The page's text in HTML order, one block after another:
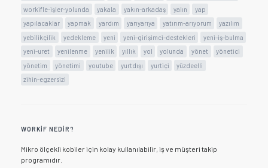
workifle-işler-yolunda
yakala yakın-arkadaş yalın
yap
yapılacaklar
yapmak yardım yarıyarıya yatırım-arıyorum
yazılım
yebilikçilik
yedekleme yeni yeni-girişimci-destekleri
yeni-iş-bulma
yeni-uret
yenilenme yenilik yıllık yol yolunda yönet
yönetici
yönetim
yönetimi youtube yurtdışı yurtiçi
yüzdeelli
zihin-egzersizi
WORKIF NEDIR?
Mikro ölçekli kobiler için kolay kullanılabilir, iş ve müşteri takip
programıdır.